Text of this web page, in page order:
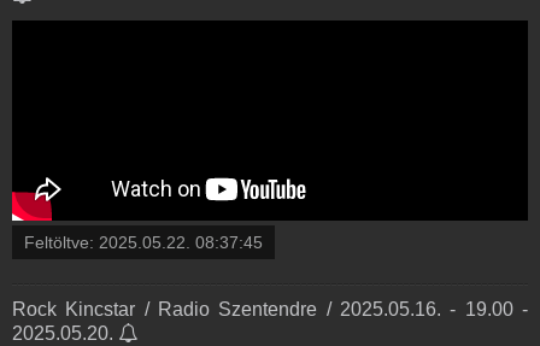
Feltöltve: 2025.05.22. 08:37:45
Rock Kincstar / Radio Szentendre / 2025.05.16. - 19.00 -
2025.05.20.